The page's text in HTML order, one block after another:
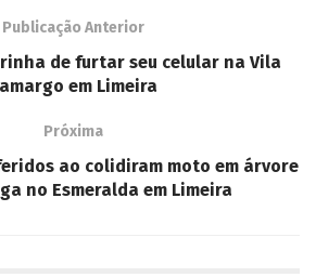
Publicação Anterior
de furtar seu celular na Vila
em Limeira
Próxima
ao colidiram moto em árvore
no Esmeralda em Limeira